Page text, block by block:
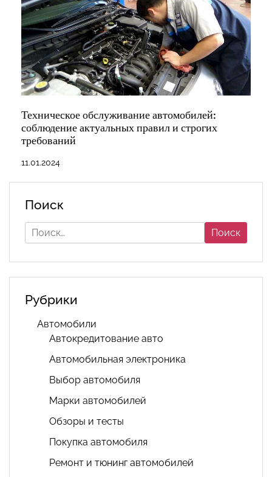
Техническое обслуживание автомобилей:
соблюдение актуальных правил и строгих
требований
11.01.2024
Поиск
Найти:
Рубрики
Автомобили
Автокредитование авто
Автомобильная электроника
Выбор автомобиля
Марки автомобилей
Обзоры и тесты
Покупка автомобиля
Ремонт и тюнинг автомобилей